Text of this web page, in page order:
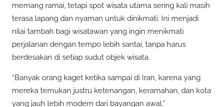
memang ramai, tetapi spot wisata utama sering kali masih
terasa lapang dan nyaman untuk dinikmati. Ini menjadi
nilai tambah bagi wisatawan yang ingin menikmati
perjalanan dengan tempo lebih santai, tanpa harus
berdesakan di setiap sudut objek wisata.
“Banyak orang kaget ketika sampai di Iran, karena yang
mereka temukan justru ketenangan, keramahan, dan kota
yang jauh lebih modern dari bayangan awal.”